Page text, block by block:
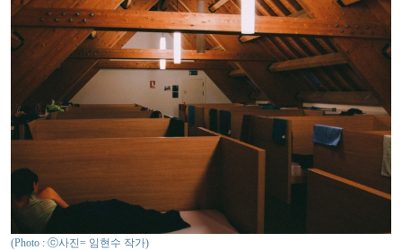
(Photo : ⓒ사진= 임현수 작가)